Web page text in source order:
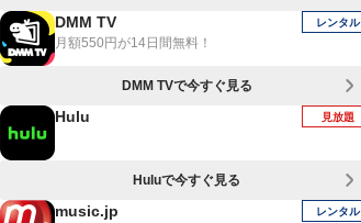
DMM TV
月額550円が14日間無料！
レンタル
DMM TVで今すぐ見る
Hulu 見放題
Huluで今すぐ見る
music.jp レンタル